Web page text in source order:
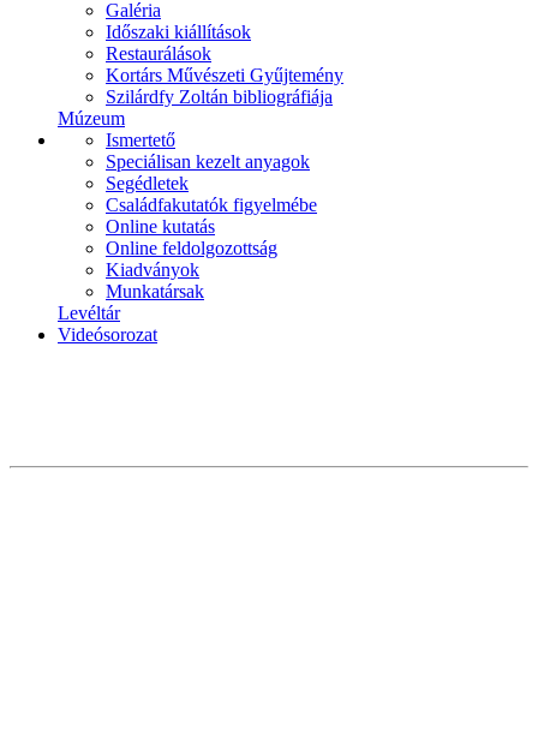
Galéria
Időszaki kiállítások
Restaurálások
Kortárs Művészeti Gyűjtemény
Szilárdfy Zoltán bibliográfiája
Múzeum
Ismertető
Speciálisan kezelt anyagok
Segédletek
Családfakutatók figyelmébe
Online kutatás
Online feldolgozottság
Kiadványok
Munkatársak
Levéltár
Videósorozat